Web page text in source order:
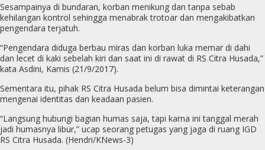
Sesampainya di bundaran, korban menikung dan tanpa sebab
kehilangan kontrol sehingga menabrak trotoar dan mengakibatkan
pengendara terjatuh.
“Pengendara diduga berbau miras dan korban luka memar di dahi
dan lecet di kaki sebelah kiri dan saat ini di rawat di RS Citra Husada,”
kata Asdini, Kamis (21/9/2017).
Sementara itu, pihak RS Citra Husada belum bisa dimintai keterangan
mengenai identitas dan keadaan pasien.
“Langsung hubungi bagian humas saja, tapi karna ini tanggal merah
jadi humasnya libur,” ucap seorang petugas yang jaga di ruang IGD
RS Citra Husada. (Hendri/KNews-3)